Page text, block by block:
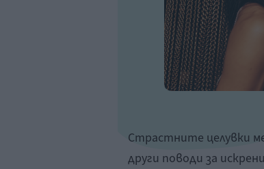
Страстните целувки
други поводи за